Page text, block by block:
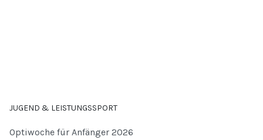
JUGEND & LEISTUNGSSPORT
Optiwoche für Anfänger 2026